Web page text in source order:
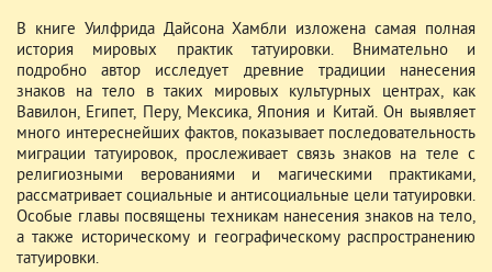
В книге Уилфрида Дайсона Хамбли изложена самая полная
история мировых практик татуировки. Внимательно и
подробно автор исследует древние традиции нанесения
знаков на тело в таких мировых культурных центрах, как
Вавилон, Египет, Перу, Мексика, Япония и Китай. Он выявляет
много интереснейших фактов, показывает последовательность
миграции татуировок, прослеживает связь знаков на теле с
религиозными верованиями и магическими практиками,
рассматривает социальные и антисоциальные цели татуировки.
Особые главы посвящены техникам нанесения знаков на тело,
а также историческому и географическому распространению
татуировки.